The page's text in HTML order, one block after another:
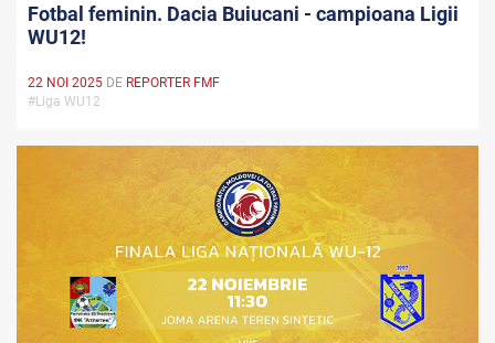
Fotbal feminin. Dacia Buiucani - campioana Ligii
WU12!
22 NOI 2025 DE REPORTER FMF
#Liga WU12